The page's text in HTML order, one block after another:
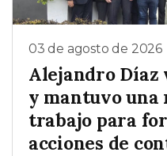
03 de agosto de 2026
Alejandro Díaz
y mantuvo una
trabajo para
acciones de